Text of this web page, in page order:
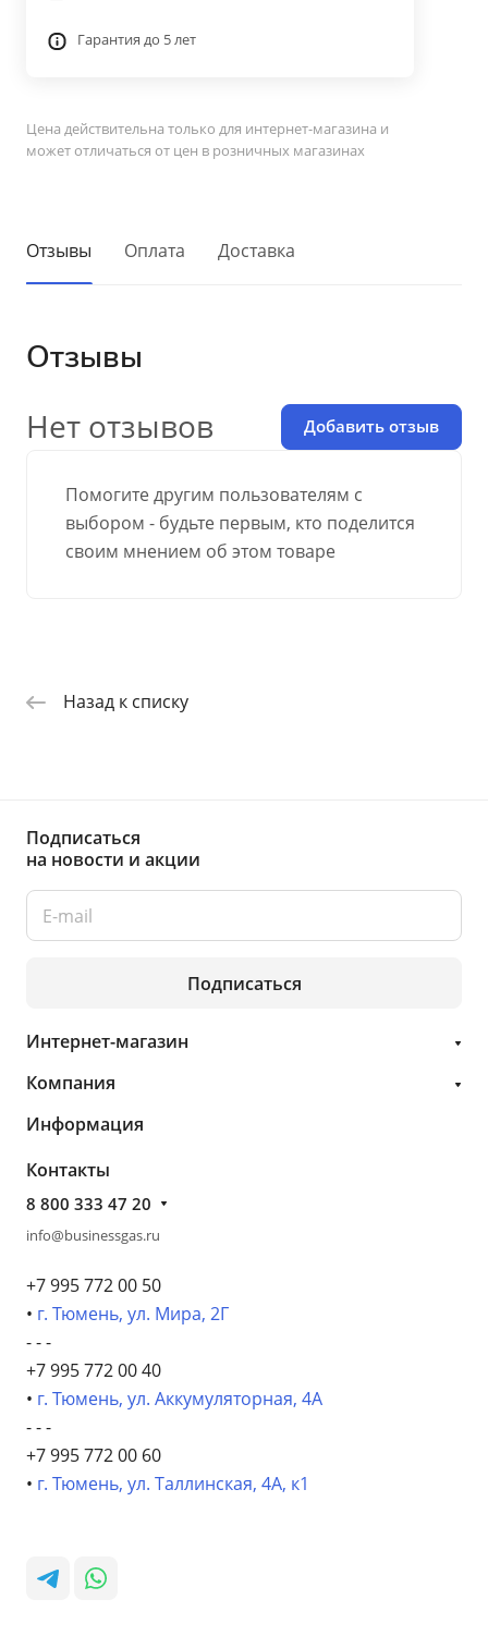
Гарантия до 5 лет
Цена действительна только для интернет-магазина и
может отличаться от цен в розничных магазинах
Отзывы Оплата Доставка
Отзывы
Помогите другим пользователям с
выбором - будьте первым, кто поделится
своим мнением об этом товаре
Нет отзывов Добавить отзыв
Назад к списку
Подписаться
на новости и акции
Подписаться
Интернет-магазин
Компания
Информация
Контакты
8 800 333 47 20
info@businessgas.ru
+7 995 772 00 50
• г. Тюмень, ул. Мира, 2Г
- - -
+7 995 772 00 40
• г. Тюмень, ул. Аккумуляторная, 4А
- - -
+7 995 772 00 60
• г. Тюмень, ул. Таллинская, 4А, к1